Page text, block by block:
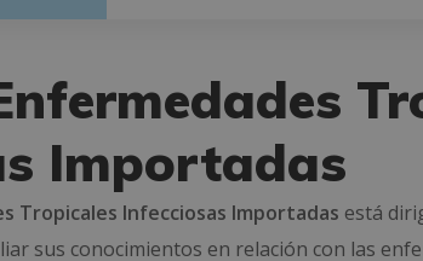
Importadas
Tropicales Infecciosas Importadas está
sus conocimientos en relación con las